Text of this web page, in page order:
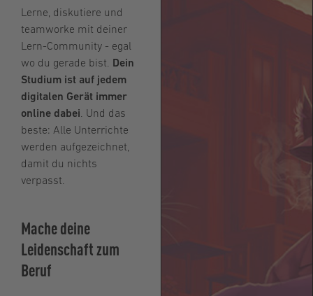
Lerne, diskutiere und
teamworke mit deiner
Lern-Community - egal
wo du gerade bist. Dein
Studium ist auf jedem
digitalen Gerät immer
online dabei. Und das
beste: Alle Unterrichte
werden aufgezeichnet,
damit du nichts
verpasst.
Mache deine
Leidenschaft zum
Beruf